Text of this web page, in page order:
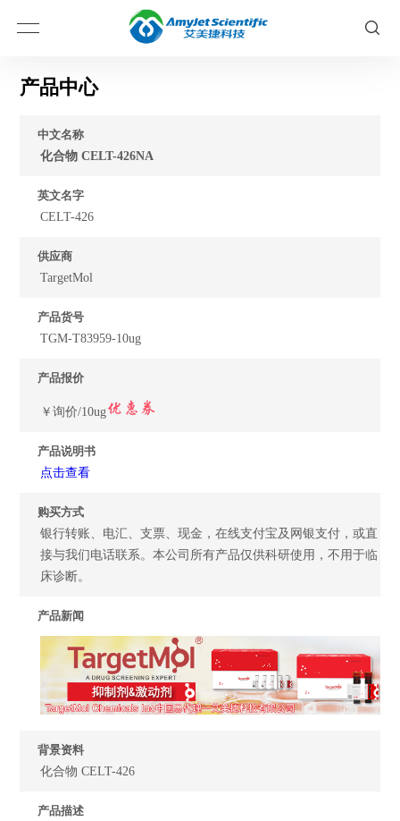
产品中心
中文名称
化合物 CELT-426NA
英文名字
CELT-426
供应商
TargetMol
产品货号
TGM-T83959-10ug
产品报价
￥询价/10ug
产品说明书
点击查看
购买方式
银行转账、电汇、支票、现金，在线支付宝及网银支付，或直
接与我们电话联系。本公司所有产品仅供科研使用，不用于临
床诊断。
产品新闻
背景资料
化合物 CELT-426
产品描述